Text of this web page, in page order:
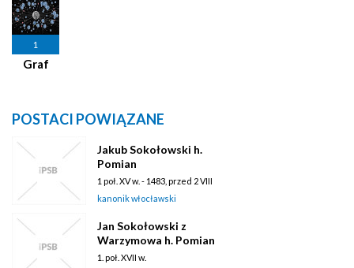
1
Graf
POSTACI POWIĄZANE
Jakub Sokołowski h.
Pomian
1 poł. XV w. - 1483, przed 2 VIII
kanonik włocławski
Jan Sokołowski z
Warzymowa h. Pomian
1. poł. XVII w.